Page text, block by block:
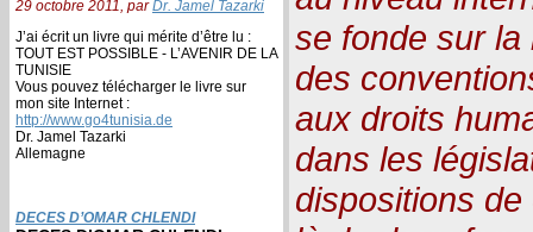
29 octobre 2011, parDr. Jamel Tazarki
J’ai écrit un livre qui mérite d’être lu :
TOUT EST POSSIBLE - L’AVENIR DE LA
TUNISIE
Vous pouvez télécharger le livre sur
mon site Internet :
http://www.go4tunisia.de
Dr. Jamel Tazarki
Allemagne
DECES D’OMAR CHLENDI
se fonde sur
des
aux droits
dans les
dispositions de